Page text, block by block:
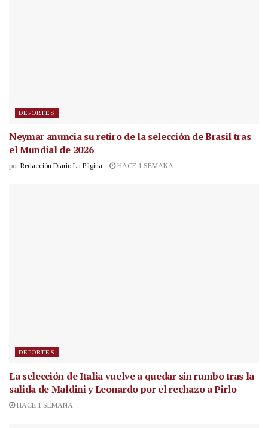
DEPORTES
Neymar anuncia su retiro de la selección de Brasil tras
el Mundial de 2026
por Redacción Diario La Página HACE 1 SEMANA
DEPORTES
La selección de Italia vuelve a quedar sin rumbo tras la
salida de Maldini y Leonardo por el rechazo a Pirlo
HACE 1 SEMANA